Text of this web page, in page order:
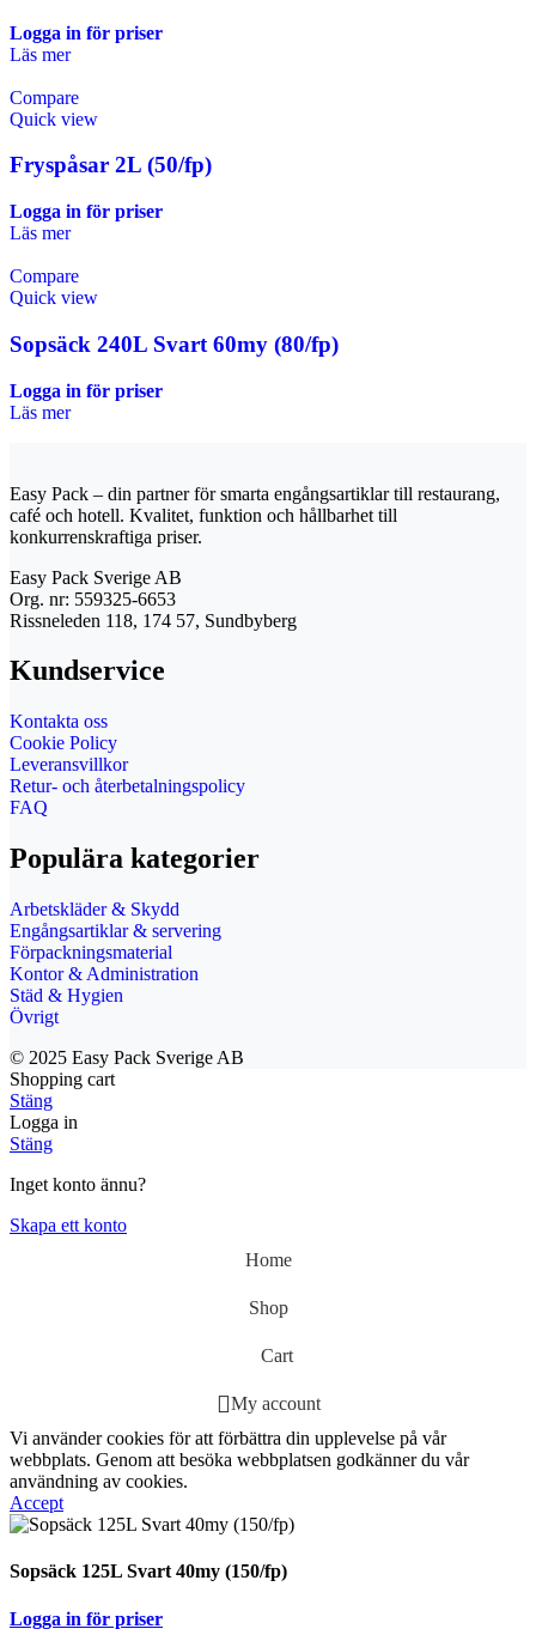
Logga in för priser
Läs mer
Compare
Quick view
Fryspåsar 2L (50/fp)
Logga in för priser
Läs mer
Compare
Quick view
Sopsäck 240L Svart 60my (80/fp)
Logga in för priser
Läs mer
Easy Pack – din partner för smarta engångsartiklar till restaurang,
café och hotell. Kvalitet, funktion och hållbarhet till
konkurrenskraftiga priser.
Easy Pack Sverige AB
Org. nr: 559325-6653
Rissneleden 118, 174 57, Sundbyberg
Kundservice
Kontakta oss
Cookie Policy
Leveransvillkor
Retur- och återbetalningspolicy
FAQ
Populära kategorier
Arbetskläder & Skydd
Engångsartiklar & servering
Förpackningsmaterial
Kontor & Administration
Städ & Hygien
Övrigt
© 2025 Easy Pack Sverige AB
Shopping cart
Stäng
Logga in
Stäng
Inget konto ännu?
Skapa ett konto
Home
Shop
Cart
My account
Vi använder cookies för att förbättra din upplevelse på vår
webbplats. Genom att besöka webbplatsen godkänner du vår
användning av cookies.
Accept
Sopsäck 125L Svart 40my (150/fp)
Logga in för priser